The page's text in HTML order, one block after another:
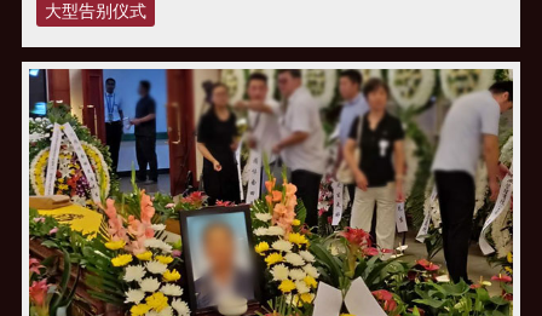
大型告别仪式